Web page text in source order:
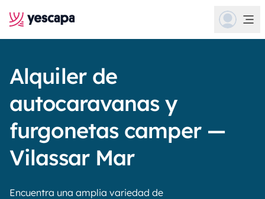
Alquiler de
autocaravanas y
furgonetas camper —
Vilassar Mar
Encuentra una amplia variedad de